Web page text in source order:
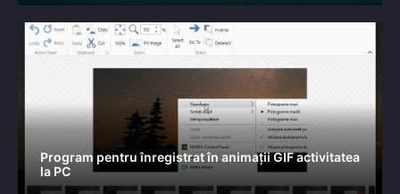
Program pentru înregistrat în animații GIF activitatea
la PC